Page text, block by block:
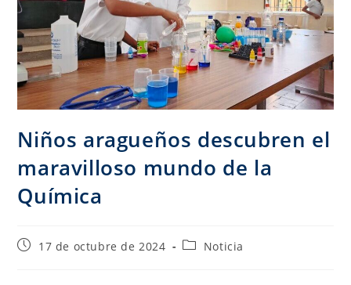
Niños aragueños descubren el
maravilloso mundo de la
Química
17 de octubre de 2024 Noticia